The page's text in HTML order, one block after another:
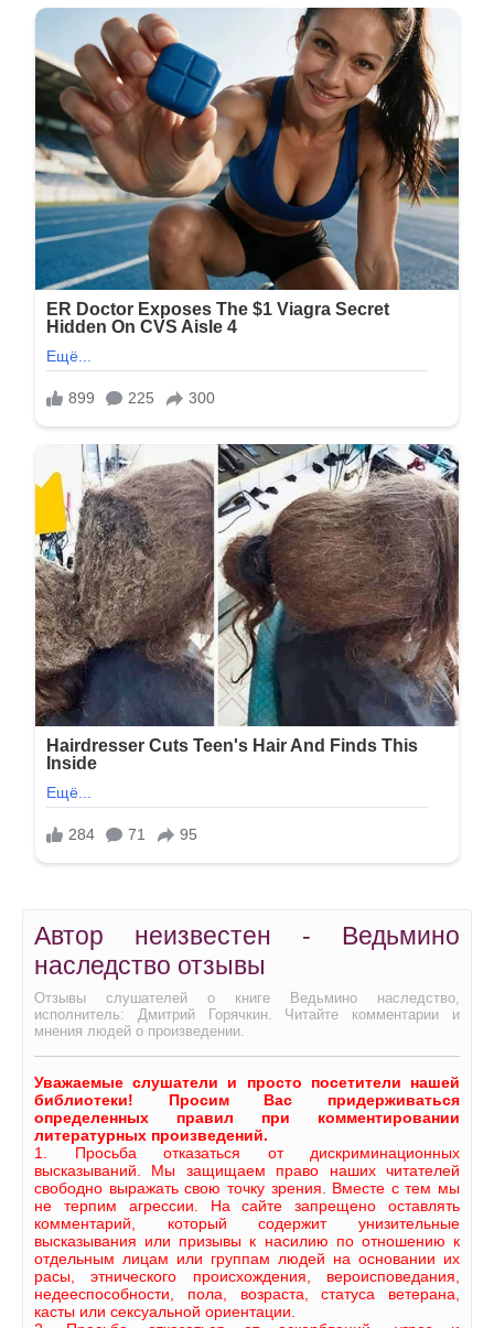
Автор неизвестен - Ведьмино
наследство отзывы
Отзывы слушателей о книге Ведьмино наследство,
исполнитель: Дмитрий Горячкин. Читайте комментарии и
мнения людей о произведении.
Уважаемые слушатели и просто посетители нашей
библиотеки! Просим Вас придерживаться
определенных правил при комментировании
литературных произведений.
1. Просьба отказаться от дискриминационных
высказываний. Мы защищаем право наших читателей
свободно выражать свою точку зрения. Вместе с тем мы
не терпим агрессии. На сайте запрещено оставлять
комментарий, который содержит унизительные
высказывания или призывы к насилию по отношению к
отдельным лицам или группам людей на основании их
расы, этнического происхождения, вероисповедания,
недееспособности, пола, возраста, статуса ветерана,
касты или сексуальной ориентации.